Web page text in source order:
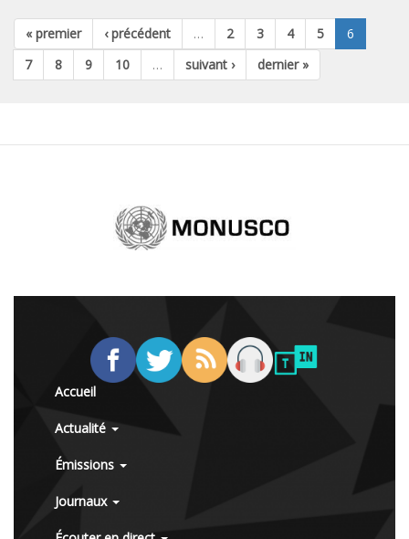
« premier ‹ précédent … 2 3 4 5
6
7
8 9 10 … suivant › dernier »
Accueil
Actualité
Émissions
Journaux